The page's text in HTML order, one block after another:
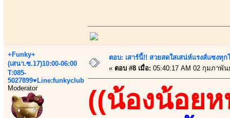
+Funky+
(เสนา.ซ.17)10:00-06:00
T:085-
5027899♥Line:funkyclub
Moderator
ตอบ: เสาร์นี้!! สวยสดใสเสน่ห์แรงส์แซงทุ
« ตอบ #8 เมื่อ: 05:40:17 AM 02 กุมภาพัน
((น้องน้อย